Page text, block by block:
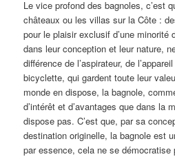
Le vice profond des bagnoles, c’est
châteaux ou les villas sur la Côte :
pour le plaisir exclusif d’une minorité
dans leur conception et leur nature,
différence de l’aspirateur, de
bicyclette, qui gardent toute leur
monde en dispose, la bagnole,
d’intérêt et d’avantages que dans la
dispose pas. C’est que, par sa
destination originelle, la bagnole est
par essence, cela ne se